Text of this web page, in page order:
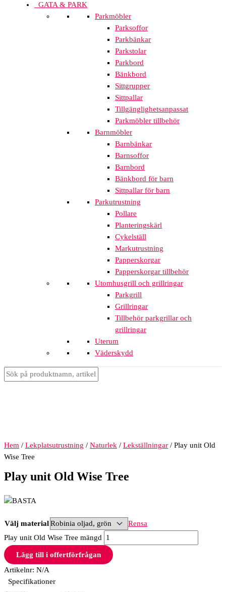
GATA & PARK
Parkmöbler
Parksoffor
Parkbänkar
Parkstolar
Parkbord
Bänkbord
Sittgrupper
Sittpallar
Tillgänglighetsanpassat
Parkmöbler tillbehör
Barnmöbler
Barnbänkar
Barnsoffor
Barnbord
Bänkbord för barn
Sittpallar för barn
Parkutrustning
Pollare
Planteringskärl
Cykelställ
Markutrustning
Papperskorgar
Papperskorgar tillbehör
Utomhusgrill och grillringar
Parkgrill
Grillringar
Tillbehör parkgrillar och
grillringar
Uterum
Väderskydd
Hem / Lekplatsutrustning / Naturlek / Lekställningar / Play unit Old
Wise Tree
Play unit Old Wise Tree
Välj material
Rensa
Play unit Old Wise Tree mängd
Lägg till i offertförfrågan
Artikelnr: N/A
Specifikationer